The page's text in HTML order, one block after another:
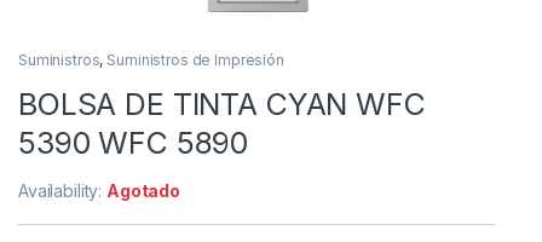
Suministros, Suministros de Impresión
BOLSA DE TINTA CYAN WFC
5390 WFC 5890
Availability: Agotado